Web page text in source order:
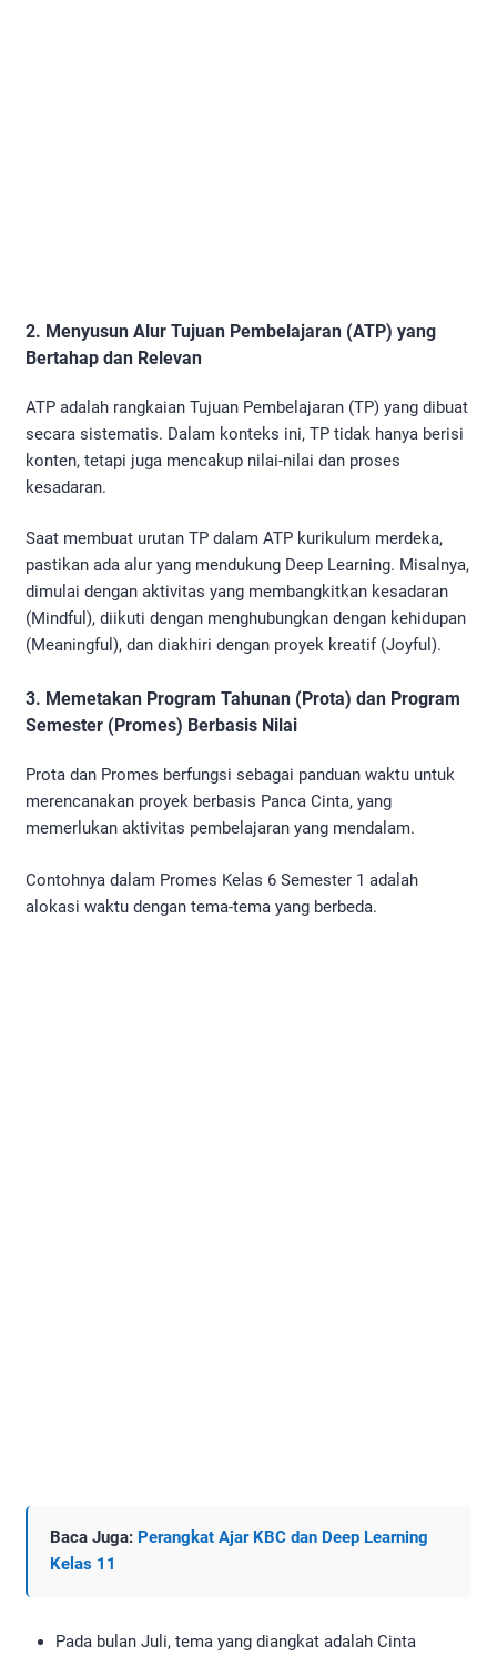
2. Menyusun Alur Tujuan Pembelajaran (ATP) yang
Bertahap dan Relevan
ATP adalah rangkaian Tujuan Pembelajaran (TP) yang dibuat
secara sistematis. Dalam konteks ini, TP tidak hanya berisi
konten, tetapi juga mencakup nilai-nilai dan proses
kesadaran.
Saat membuat urutan TP dalam ATP kurikulum merdeka,
pastikan ada alur yang mendukung Deep Learning. Misalnya,
dimulai dengan aktivitas yang membangkitkan kesadaran
(Mindful), diikuti dengan menghubungkan dengan kehidupan
(Meaningful), dan diakhiri dengan proyek kreatif (Joyful).
3. Memetakan Program Tahunan (Prota) dan Program
Semester (Promes) Berbasis Nilai
Prota dan Promes berfungsi sebagai panduan waktu untuk
merencanakan proyek berbasis Panca Cinta, yang
memerlukan aktivitas pembelajaran yang mendalam.
Contohnya dalam Promes Kelas 6 Semester 1 adalah
alokasi waktu dengan tema-tema yang berbeda.
Baca Juga: Perangkat Ajar KBC dan Deep Learning
Kelas 11
Pada bulan Juli, tema yang diangkat adalah Cinta